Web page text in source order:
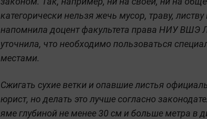
категорически нельзя жечь мусор, траву,
напомнила доцент факультета права НИУ ВШЭ
уточнила, что необходимо пользоваться
местами.
Сжигать сухие ветки и опавшие листья
юрист, но делать это лучше согласно
яме глубиной не менее 30 см и больше метра в